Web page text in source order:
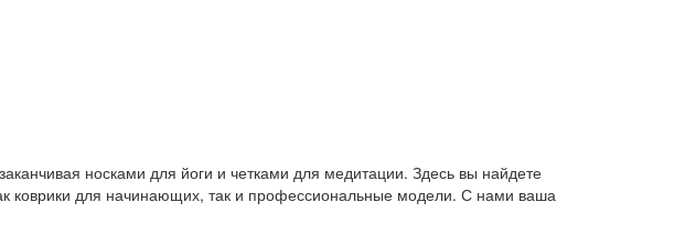
носками для йоги и четками для медитации. Здесь вы найдете
коврики для начинающих, так и профессиональные модели. С нами ваша